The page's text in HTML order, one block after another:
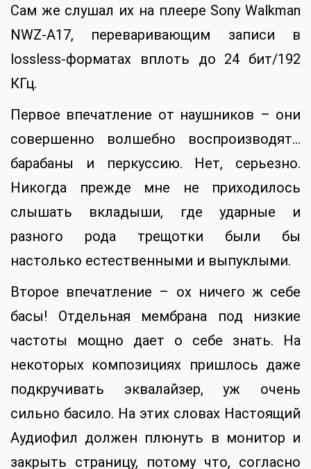
Сам же слушал их на плеере Sony Walkman
NWZ-A17, переваривающим записи в
lossless-форматах вплоть до 24 бит/192
КГц.
Первое впечатление от наушников – они
совершенно волшебно воспроизводят…
барабаны и перкуссию. Нет, серьезно.
Никогда прежде мне не приходилось
слышать вкладыши, где ударные и
разного рода трещотки были бы
настолько естественными и выпуклыми.
Второе впечатление – ох ничего ж себе
басы! Отдельная мембрана под низкие
частоты мощно дает о себе знать. На
некоторых композициях пришлось даже
подкручивать эквалайзер, уж очень
сильно басило. На этих словах Настоящий
Аудиофил должен плюнуть в монитор и
закрыть страницу, потому что, согласно